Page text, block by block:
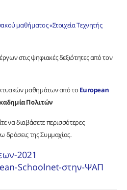
μαθήματος «Στοιχεία Τεχνητής
στις ψηφιακές δεξιότητες από τον
μαθημάτων από το European
Πολιτών
να διαβάσετε περισσότερες
δράσεις της Συμμαχίας.
2021
Schoolnet-στην-ΨΑΠ